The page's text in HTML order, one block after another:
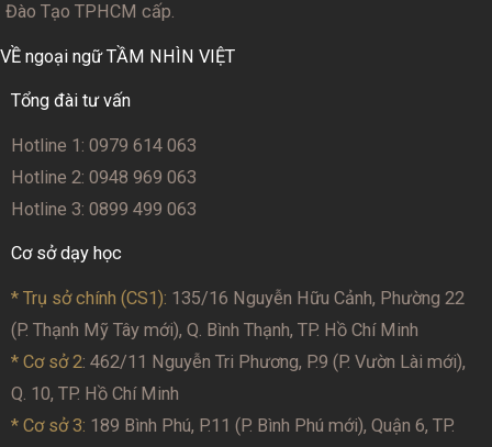
Đào Tạo TPHCM cấp.
VỀ ngoại ngữ TẦM NHÌN VIỆT
Tổng đài tư vấn
Hotline 1: 0979 614 063
Hotline 2: 0948 969 063
Hotline 3: 0899 499 063
Cơ sở dạy học
* Trụ sở chính (CS1): 135/16 Nguyễn Hữu Cảnh, Phường 22
(P. Thạnh Mỹ Tây mới), Q. Bình Thạnh, TP. Hồ Chí Minh
* Cơ sở 2: 462/11 Nguyễn Tri Phương, P.9 (P. Vườn Lài mới),
Q. 10, TP. Hồ Chí Minh
* Cơ sở 3: 189 Bình Phú, P.11 (P. Bình Phú mới), Quận 6, TP.